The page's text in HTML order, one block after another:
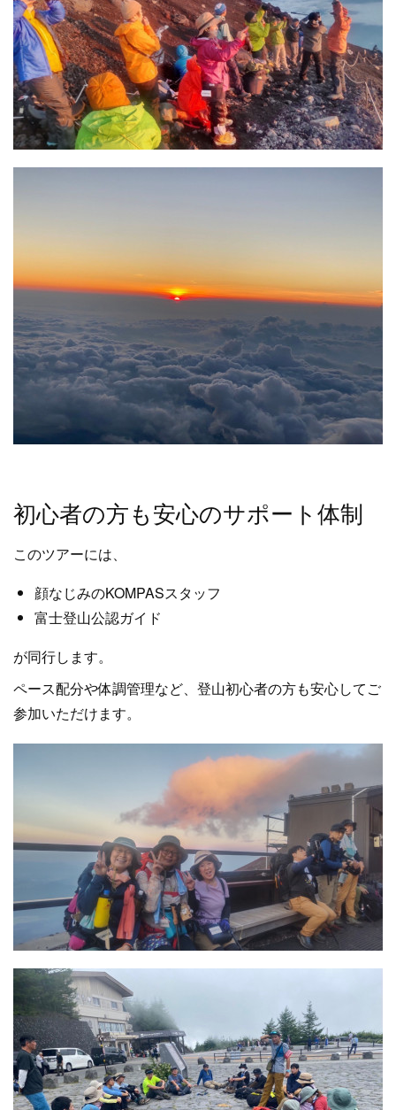
初心者の方も安心のサポート体制
このツアーには、
顔なじみのKOMPASスタッフ
富士登山公認ガイド
が同行します。
ペース配分や体調管理など、登山初心者の方も安心してご
参加いただけます。